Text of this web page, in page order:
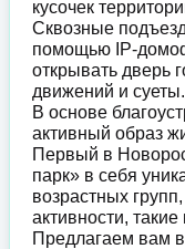
кусочек
Сквозные
помощью IP-
открывать дверь
движений и суеты.
В основе
активный образ
Первый в
парк» в себя
возрастных
активности,
Предлагаем вам